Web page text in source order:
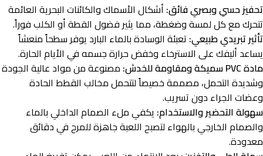
تحفيز حسي وبصري فائق: أشكال الأسماك والكائنات البحرية العائمة
تتحرك مع كل لمسة وضغطة، مما يثير فضول القطة أو الكلب فوراً.
تأثير تبريدي طبيعي: تعبئة الوسادة بالماء البارد يوفر سطحاً منعشاً
يساعد أليفك على الاسترخاء وخفض حرارة جسمه في الأيام الحارة.
مادة PVC سميكة ومقاومة للخدش:
مصنوعة من مواد عالية الجودة
وشديدة التحمل، مصممة خصيصاً لتتحمل مخالب القطط الحادة
وعضات الجراء دون تسريب.
سهولة التحضير والاستخدام: يكفي ملء الصمام الداخلي بالماء
والصمام الخارجي بالهواء لتصبح اللعبة جاهزة للمرح في دقائق
معدودة.